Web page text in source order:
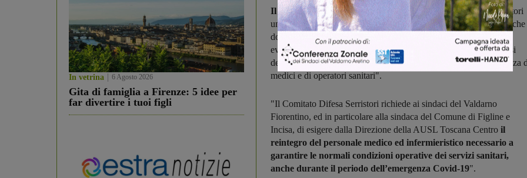
In vetrina 6 Agosto 2026
Gita di famiglia a Firenze: 5 idee per
far divertire i tuoi figli
Il Comitato continua: "In pratica non possiamo definire il Serristori
un 'Ospedale' non garantendo ai degenti tutte quelle cure minime che
dovrebbero trovare in un Ospedale che possa chiamarsi tale. Per
evitare il rischio clinico per i pazienti e per il personale sanitario, si
deve attuare quanto previsto dalla Legge per l’obbligatoria presenza
medici e di operatori sanitari".
"Il Comitato Difesa Serristori richiede ai sindaci del Valdarno
Fiorentino, ed in particolare alla sindaca del Comune di Figline e
Incisa, di esigere dalla Direzione della AUSL Toscana Centro il
reintegro del personale medico ed infermieristico necessario a
garantire le normali condizioni operative dei servizi sanitari,
anche durante il periodo dell’emergenza Covid-19".